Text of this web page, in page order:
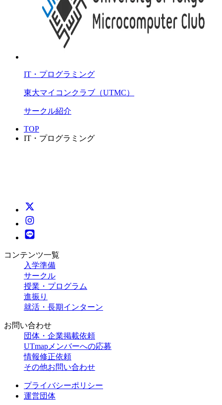
IT・プログラミング
東大マイコンクラブ（UTMC）
サークル紹介
TOP
IT・プログラミング
コンテンツ一覧
入学準備
サークル
授業・プログラム
進振り
就活・長期インターン
お問い合わせ
団体・企業掲載依頼
UTmapメンバーへの応募
情報修正依頼
その他お問い合わせ
プライバシーポリシー
運営団体